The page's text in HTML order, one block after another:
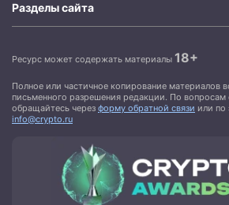
Разделы сайта
Ресурс может содержать материалы 18+
Полное или частичное копирование материалов
письменного разрешения редакции. По вопросам
обращайтесь через форму обратной связи или по
info@crypto.ru